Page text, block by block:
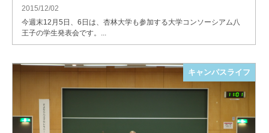
2015/12/02
今週末12月5日、6日は、杏林大学も参加する大学コンソーシアム八
王子の学生発表会です。...
キャンパスライフ